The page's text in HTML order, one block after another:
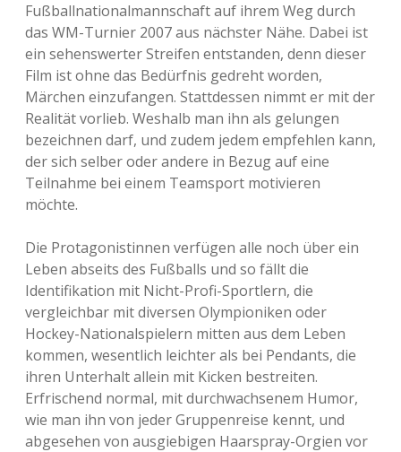
Fußballnationalmannschaft auf ihrem Weg durch
das WM-Turnier 2007 aus nächster Nähe. Dabei ist
ein sehenswerter Streifen entstanden, denn dieser
Film ist ohne das Bedürfnis gedreht worden,
Märchen einzufangen. Stattdessen nimmt er mit der
Realität vorlieb. Weshalb man ihn als gelungen
bezeichnen darf, und zudem jedem empfehlen kann,
der sich selber oder andere in Bezug auf eine
Teilnahme bei einem Teamsport motivieren
möchte.
Die Protagonistinnen verfügen alle noch über ein
Leben abseits des Fußballs und so fällt die
Identifikation mit Nicht-Profi-Sportlern, die
vergleichbar mit diversen Olympioniken oder
Hockey-Nationalspielern mitten aus dem Leben
kommen, wesentlich leichter als bei Pendants, die
ihren Unterhalt allein mit Kicken bestreiten.
Erfrischend normal, mit durchwachsenem Humor,
wie man ihn von jeder Gruppenreise kennt, und
abgesehen von ausgiebigen Haarspray-Orgien vor